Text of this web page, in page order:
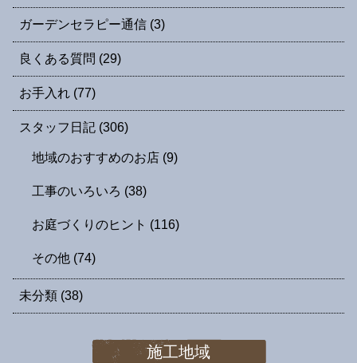
ガーデンセラピー通信 (3)
良くある質問 (29)
お手入れ (77)
スタッフ日記 (306)
地域のおすすめのお店 (9)
工事のいろいろ (38)
お庭づくりのヒント (116)
その他 (74)
未分類 (38)
施工地域